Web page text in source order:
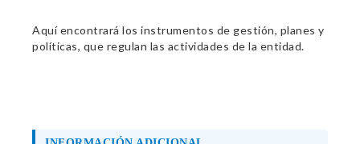
Aquí encontrará los instrumentos de gestión, planes y
políticas, que regulan las actividades de la entidad.